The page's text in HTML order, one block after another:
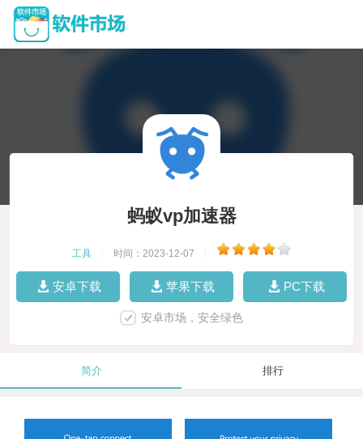
蚂蚁vp加速器
工具 时间：2023-12-07
安卓下载 苹果下载 PC下载
安卓市场，安全绿色
简介 排行